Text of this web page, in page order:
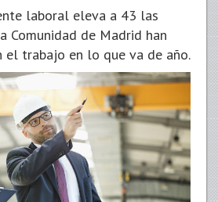
laboral eleva a 43 las
Comunidad de Madrid han
el trabajo en lo que va de año.